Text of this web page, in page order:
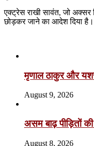
एक्ट्रेस राखी सावंत, जो अक्सर
छोड़कर जाने का आदेश दिया है।
मृणाल ठाकुर और
August 9, 2026
असम बाढ़ पीड़ितों
August 8, 2026